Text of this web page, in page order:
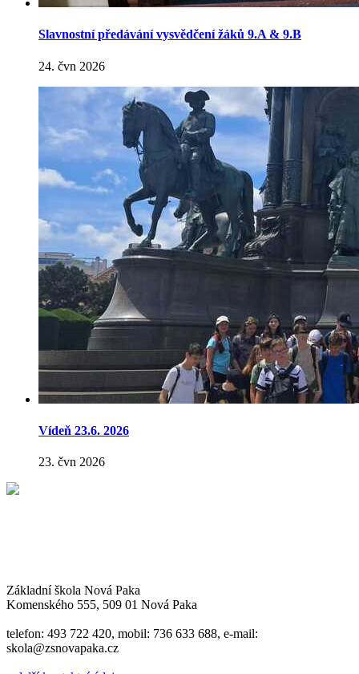
Slavnostní předávání vysvědčení žáků 9.A & 9.B
24. čvn 2026
Vídeň 23.6. 2026
23. čvn 2026
Základní škola Nová Paka
Komenského 555, 509 01 Nová Paka
telefon: 493 722 420, mobil: 736 633 688, e-mail:
skola@zsnovapaka.cz